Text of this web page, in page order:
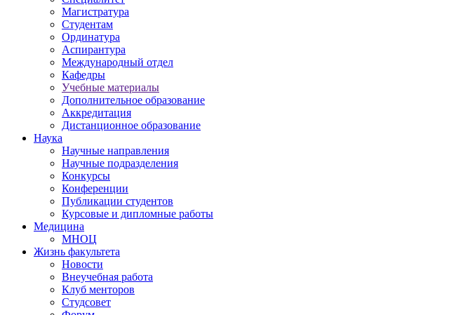
Магистратура
Студентам
Ординатура
Аспирантура
Международный отдел
Кафедры
Учебные материалы
Дополнительное образование
Аккредитация
Дистанционное образование
Наука
Научные направления
Научные подразделения
Конкурсы
Конференции
Публикации студентов
Курсовые и дипломные работы
Медицина
МНОЦ
Жизнь факультета
Новости
Внеучебная работа
Клуб менторов
Студсовет